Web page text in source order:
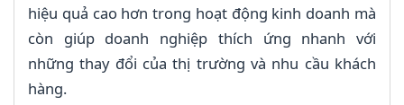
hiệu quả cao hơn trong hoạt động kinh doanh mà
còn giúp doanh nghiệp thích ứng nhanh với
những thay đổi của thị trường và nhu cầu khách
hàng.